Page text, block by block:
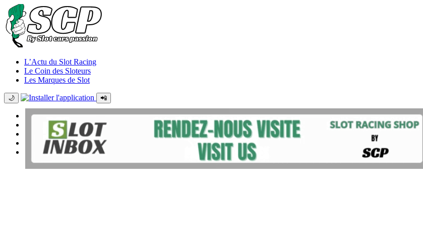
L’Actu du Slot Racing
Le Coin des Sloteurs
Les Marques de Slot
🌙 📲